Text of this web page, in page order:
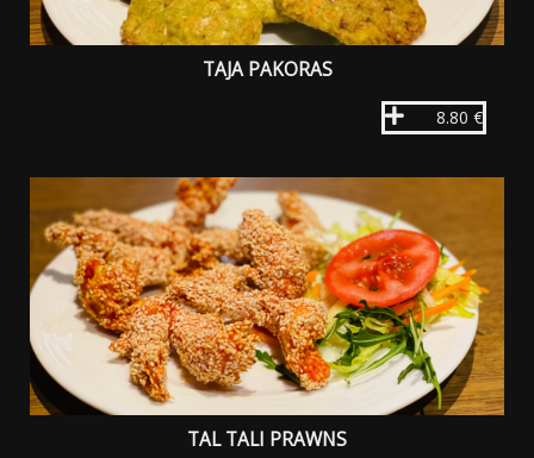
TAJA PAKORAS
8.80 €
TAL TALI PRAWNS